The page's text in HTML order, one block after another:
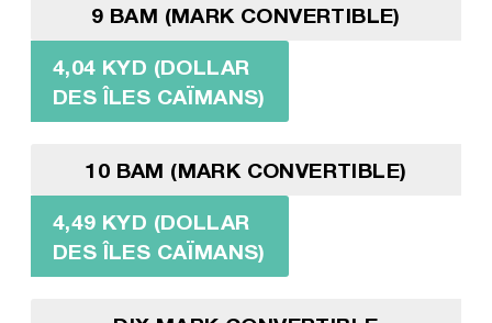
9 BAM (MARK CONVERTIBLE)
4,04 KYD (DOLLAR
DES ÎLES CAÏMANS)
10 BAM (MARK CONVERTIBLE)
4,49 KYD (DOLLAR
DES ÎLES CAÏMANS)